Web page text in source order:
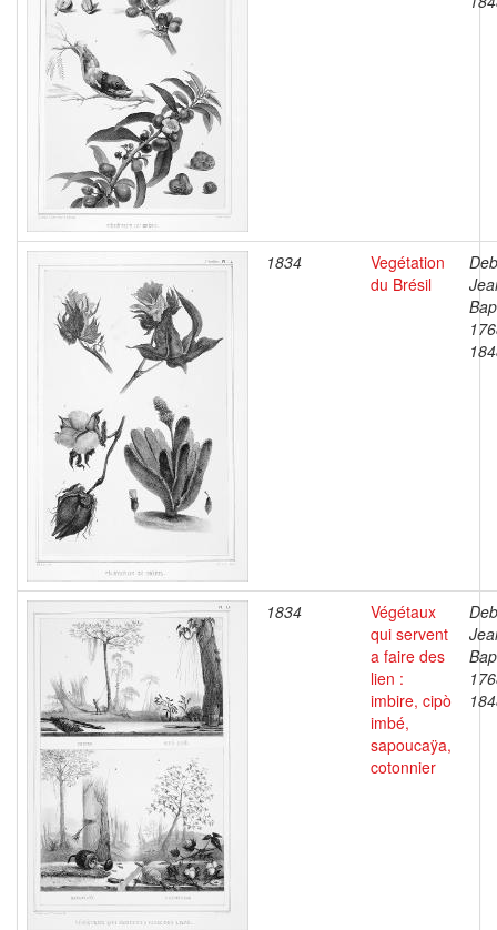
1834
Vegétation
du Brésil
1834
Végétaux
qui servent
a faire des
lien :
imbire, cipò
imbé,
sapoucaÿa,
cotonnier